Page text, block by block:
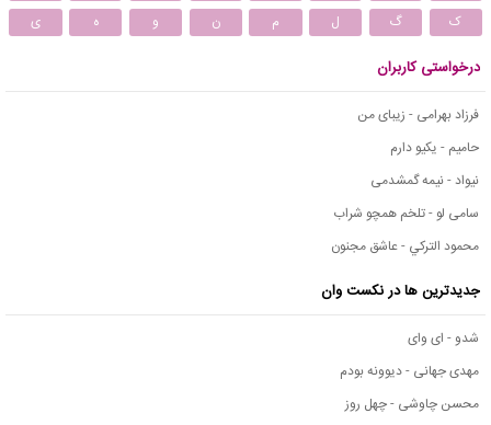
ک
گ ل م ن و ه ی
درخواستی کاربران
فرزاد بهرامی - زیبای من
حامیم - یکیو دارم
نیواد - نیمه گمشدمی
سامی لو - تلخم همچو شراب
محمود التركي - عاشق مجنون
جدیدترین ها در نکست وان
شدو - ای وای
مهدی جهانی - دیوونه بودم
محسن چاوشی - چهل روز